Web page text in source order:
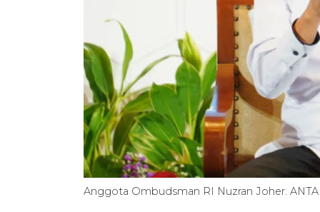
Anggota Ombudsman RI Nuzran Joher.